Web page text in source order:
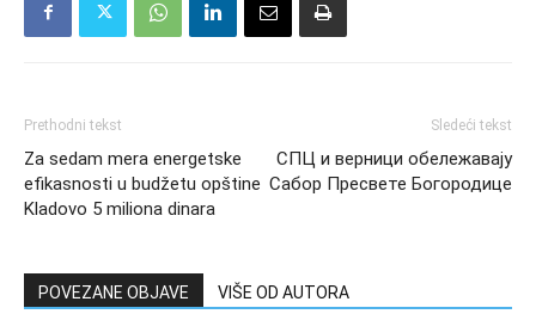
Prethodni tekst
Za sedam mera energetske
efikasnosti u budžetu opštine
Kladovo 5 miliona dinara
Sledeći tekst
СПЦ и верници обележавају
Сабор Пресвете Богородице
POVEZANE OBJAVE VIŠE OD AUTORA